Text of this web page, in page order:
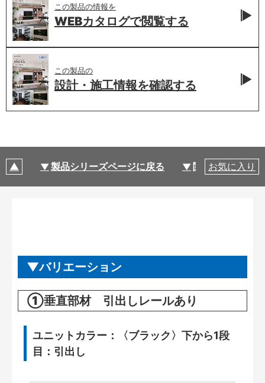
この製品の情報を
WEBカタログで閲覧する
この製品の
設計・施工情報を確認する
製品シリーズページに戻る 関連部材・関連
お気に入り
バリエーション
①垂直部材 引出しレールあり
ユニットカラー：〈ブラック〉下から1段
目：引出し